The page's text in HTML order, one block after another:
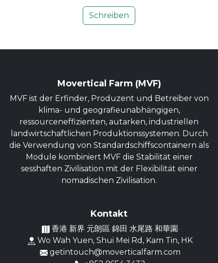
Schreiben
Movertical Farm (MVF)
MVF ist der Erfinder, Produzent und Betreiber von
klima- und geografieunabhängigen,
ressourceneffizienten, autarken, industriellen
landwirtschaftlichen Produktionssystemen. Durch
die Verwendung von Standardschiffscontainern als
Module kombiniert MVF die Stabilität einer
sesshaften Zivilisation mit der Flexibilität einer
nomadischen Zivilisation.
Kontakt
香港 新界 元朗區 錦田 水尾路 和華園
Wo Wah Yuen, Shui Mei Rd, Kam Tin, HK
getintouch@moverticalfarm.com